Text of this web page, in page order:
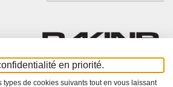
en priorité.
types de cookies suivants tout en vous laissant